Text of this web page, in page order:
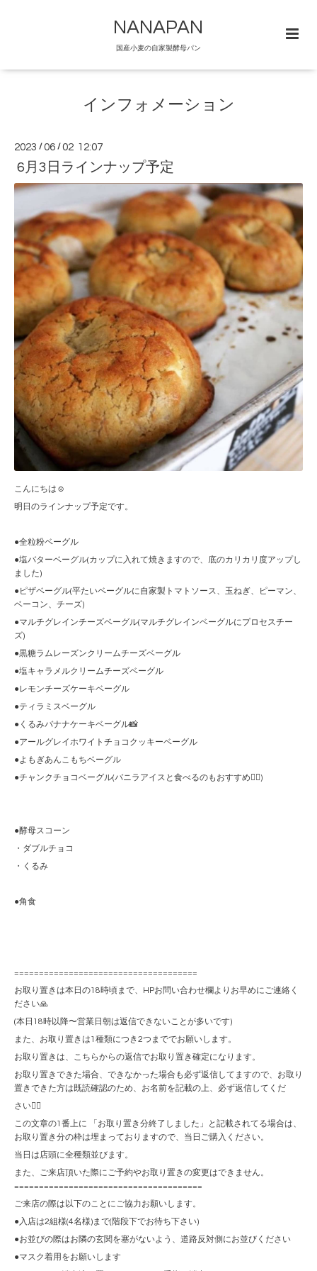
NANAPAN
国産小麦の自家製酵母パン
インフォメーション
2023 /06 /02 12:07
6月3日ラインナップ予定
こんにちは☺︎
明日のラインナップ予定です。
●全粒粉ベーグル
●塩バターベーグル(カップに入れて焼きますので、底のカリカリ度アップし
ました)
●ピザベーグル(平たいベーグルに自家製トマトソース、玉ねぎ、ピーマン、
ベーコン、チーズ)
●マルチグレインチーズベーグル(マルチグレインベーグルにプロセスチー
ズ)
●黒糖ラムレーズンクリームチーズベーグル
●塩キャラメルクリームチーズベーグル
●レモンチーズケーキベーグル
●ティラミスベーグル
●くるみバナナケーキベーグル📸
●アールグレイホワイトチョコクッキーベーグル
●よもぎあんこもちベーグル
●チャンクチョコベーグル(バニラアイスと食べるのもおすすめ🙆‍♀️)
●酵母スコーン
・ダブルチョコ
・くるみ
●角食
=====================================
お取り置きは本日の18時頃まで、HPお問い合わせ欄よりお早めにご連絡く
ださい🙏
(本日18時以降〜営業日朝は返信できないことが多いです)
また、お取り置きは1種類につき2つまででお願いします。
お取り置きは、こちらからの返信でお取り置き確定になります。
お取り置きできた場合、できなかった場合も必ず返信してますので、お取り
置きできた方は既読確認のため、お名前を記載の上、必ず返信してくだ
さい🙇‍♀️
この文章の1番上に 「お取り置き分終了しました」と記載されてる場合は、
お取り置き分の枠は埋まっておりますので、当日ご購入ください。
当日は店頭に全種類並びます。
また、ご来店頂いた際にご予約やお取り置きの変更はできません。
======================================
ご来店の際は以下のことにご協力お願いします。
●入店は2組様(4名様)まで(階段下でお待ち下さい)
●お並びの際はお隣の玄関を塞がないよう、道路反対側にお並びください
●マスク着用をお願いします